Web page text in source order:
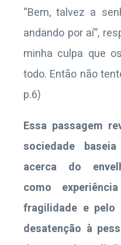
“Bem, talvez a
andando por aí”,
minha culpa que
todo. Então não
p.6)
Essa passagem
sociedade
acerca do
como
fragilidade e pelo
desatenção à